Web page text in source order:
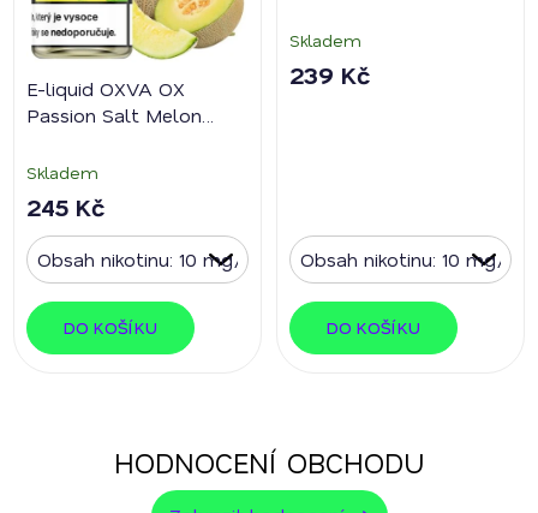
E-liquid OXVA OX
Passion Salt Melon
Skladem
245 Kč
DO KOŠÍKU
Skladem
239 Kč
DO KOŠÍKU
HODNOCENÍ OBCHODU